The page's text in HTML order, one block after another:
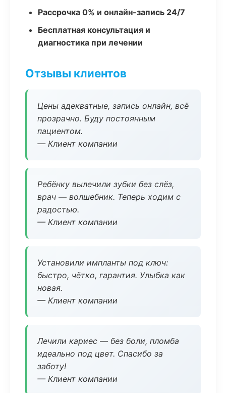
Рассрочка 0% и онлайн-запись 24/7
Бесплатная консультация и
диагностика при лечении
Отзывы клиентов
Цены адекватные, запись онлайн, всё
прозрачно. Буду постоянным
пациентом.
— Клиент компании
Ребёнку вылечили зубки без слёз,
врач — волшебник. Теперь ходим с
радостью.
— Клиент компании
Установили импланты под ключ:
быстро, чётко, гарантия. Улыбка как
новая.
— Клиент компании
Лечили кариес — без боли, пломба
идеально под цвет. Спасибо за
заботу!
— Клиент компании